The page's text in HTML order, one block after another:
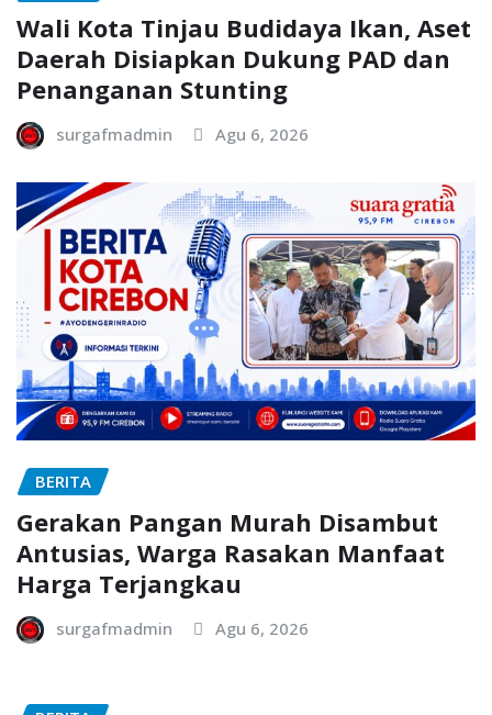
Wali Kota Tinjau Budidaya Ikan, Aset
Daerah Disiapkan Dukung PAD dan
Penanganan Stunting
surgafmadmin Agu 6, 2026
BERITA
Gerakan Pangan Murah Disambut
Antusias, Warga Rasakan Manfaat
Harga Terjangkau
surgafmadmin Agu 6, 2026